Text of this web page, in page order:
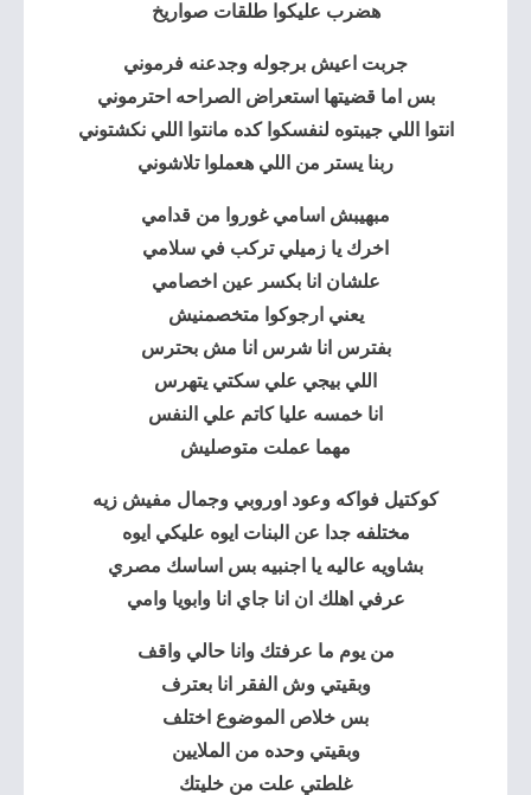
هضرب عليكوا طلقات صواريخ
جربت اعيش برجوله وجدعنه فرموني
بس اما قضيتها استعراض الصراحه احترموني
انتوا اللي جيبتوه لنفسكوا كده مانتوا اللي نكشتوني
ربنا يستر من اللي هعملوا تلاشوني
مبهيبش اسامي غوروا من قدامي
اخرك يا زميلي تركب في سلامي
علشان انا بكسر عين اخصامي
يعني ارجوكوا متخصمنيش
بفترس انا شرس انا مش بحترس
اللي بيجي علي سكتي يتهرس
انا خمسه عليا كاتم علي النفس
مهما عملت متوصليش
كوكتيل فواكه وعود اوروبي وجمال مفيش زيه
مختلفه جدا عن البنات ايوه عليكي ايوه
بشاويه عاليه يا اجنبيه بس اساسك مصري
عرفي اهلك ان انا جاي انا وابويا وامي
من يوم ما عرفتك وانا حالي واقف
وبقيتي وش الفقر انا بعترف
بس خلاص الموضوع اختلف
وبقيتي وحده من الملايين
غلطتي علت من خليتك